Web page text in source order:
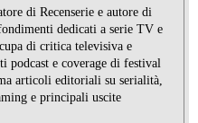
di Recenserie e autore di
dedicati a serie TV e
di critica televisiva e
podcast e coverage di festival
articoli editoriali su serialità,
e principali uscite